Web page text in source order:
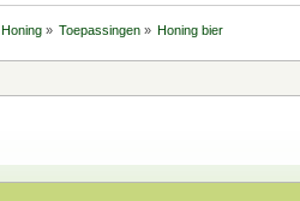
Honing» Toepassingen» Honing bier